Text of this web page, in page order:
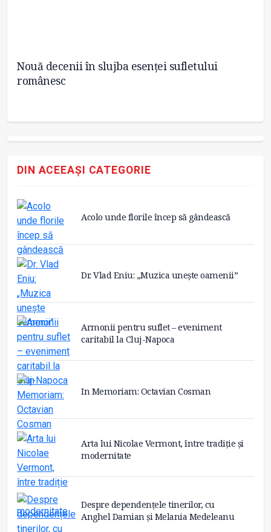
Nouă decenii în slujba esenței sufletului
românesc
DIN ACEEAȘI CATEGORIE
Acolo unde florile încep să gândească
Dr. Vlad Eniu: „Muzica unește oamenii”
Armonii pentru suflet – eveniment
caritabil la Cluj-Napoca
In Memoriam: Octavian Cosman
Arta lui Nicolae Vermont, între tradiție și
modernitate
Despre dependențele tinerilor, cu
Anghel Damian și Melania Medeleanu